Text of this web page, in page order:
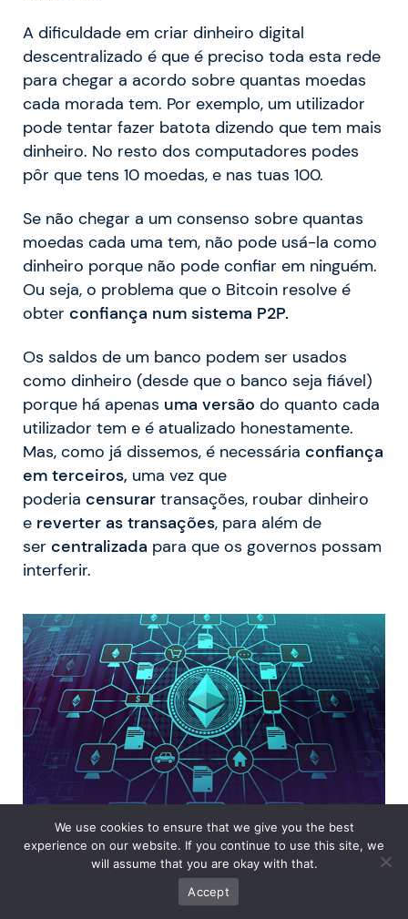
A dificuldade em criar dinheiro digital
descentralizado é que é preciso toda esta rede
para chegar a acordo sobre quantas moedas
cada morada tem. Por exemplo, um utilizador
pode tentar fazer batota dizendo que tem mais
dinheiro. No resto dos computadores podes
pôr que tens 10 moedas, e nas tuas 100.
Se não chegar a um consenso sobre quantas
moedas cada uma tem, não pode usá-la como
dinheiro porque não pode confiar em ninguém.
Ou seja, o problema que o Bitcoin resolve é
obter confiança num sistema P2P.
Os saldos de um banco podem ser usados
como dinheiro (desde que o banco seja fiável)
porque há apenas uma versão do quanto cada
utilizador tem e é atualizado honestamente.
Mas, como já dissemos, é necessária confiança
em terceiros, uma vez que
poderia censurar transações, roubar dinheiro
e reverter as transações, para além de
ser centralizada para que os governos possam
interferir.
We use cookies to ensure that we give you the best
experience on our website. If you continue to use this site, we
will assume that you are okay with that.
Accept